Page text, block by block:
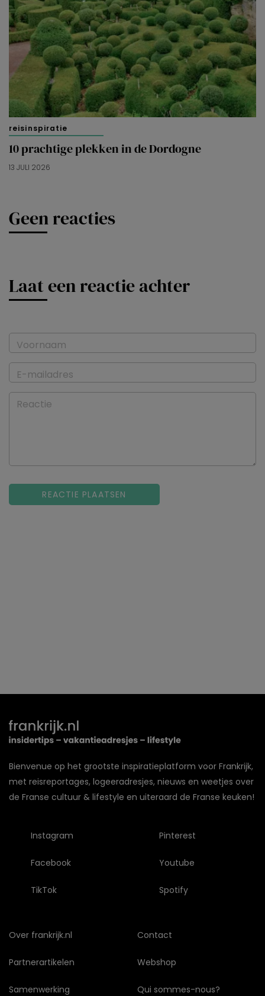
reisinspiratie
10 prachtige plekken in de Dordogne
13 JULI 2026
Geen reacties
Laat een reactie achter
Voornaam
E-mailadres
Reactie
Bienvenue op het grootste inspiratieplatform voor Frankrijk,
met reisreportages, logeeradresjes, nieuws en weetjes over
de Franse cultuur & lifestyle en uiteraard de Franse keuken!
Instagram
Facebook
TikTok
Pinterest
Youtube
Spotify
Over frankrijk.nl
Partnerartikelen
Samenwerking
Contact
Webshop
Qui sommes-nous?